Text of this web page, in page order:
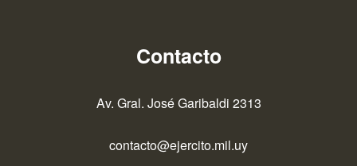
Contacto
Av. Gral. José Garibaldi 2313
contacto@ejercito.mil.uy